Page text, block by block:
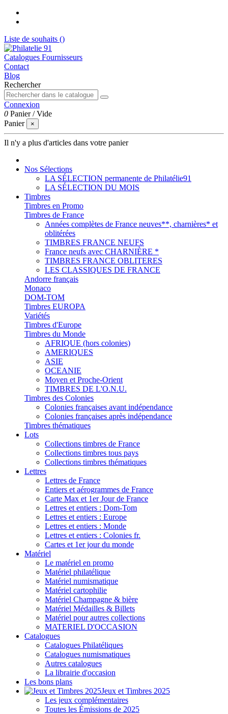
Liste de souhaits ()
Catalogues Fournisseurs
Contact
Blog
Rechercher
Connexion
0 Panier /Vide
Panier
×
Il n'y a plus d'articles dans votre panier
Nos Sélections
LA SÉLECTION permanente de Philatélie91
LA SÉLECTION DU MOIS
Timbres
Timbres en Promo
Timbres de France
Années complètes de France neuves**, charnières* et
oblitérées
TIMBRES FRANCE NEUFS
France neufs avec CHARNIÈRE *
TIMBRES FRANCE OBLITERES
LES CLASSIQUES DE FRANCE
Andorre français
Monaco
DOM-TOM
Timbres EUROPA
Variétés
Timbres d'Europe
Timbres du Monde
AFRIQUE (hors colonies)
AMERIQUES
ASIE
OCEANIE
Moyen et Proche-Orient
TIMBRES DE L'O.N.U.
Timbres des Colonies
Colonies françaises avant indépendance
Colonies françaises après indépendance
Timbres thématiques
Lots
Collections timbres de France
Collections timbres tous pays
Collections timbres thématiques
Lettres
Lettres de France
Entiers et aérogrammes de France
Carte Max et 1er Jour de France
Lettres et entiers : Dom-Tom
Lettres et entiers : Europe
Lettres et entiers : Monde
Lettres et entiers : Colonies fr.
Cartes et 1er jour du monde
Matériel
Le matériel en promo
Matériel philatélique
Matériel numismatique
Matériel cartophilie
Matériel Champagne & bière
Matériel Médailles & Billets
Matériel pour autres collections
MATERIEL D'OCCASION
Catalogues
Catalogues Philatéliques
Catalogues numismatiques
Autres catalogues
La librairie d'occasion
Les bons plans
Jeux et Timbres 2025
Les jeux complémentaires
Toutes les Émissions de 2025